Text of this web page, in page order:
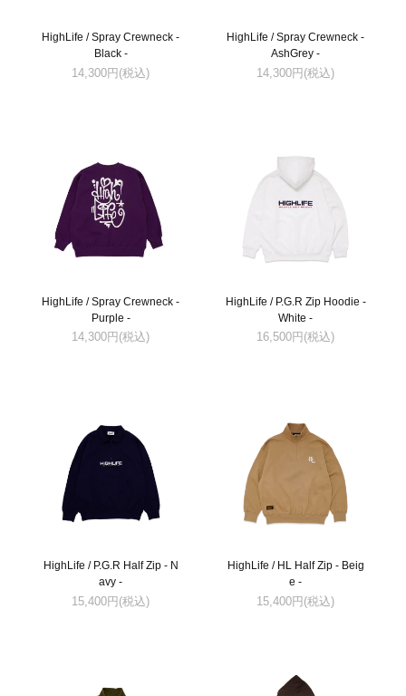
HighLife / Spray Crewneck -
Black -
14,300円(税込)
HighLife / Spray Crewneck -
AshGrey -
14,300円(税込)
HighLife / Spray Crewneck -
Purple -
14,300円(税込)
HighLife / P.G.R Zip Hoodie -
White -
16,500円(税込)
HighLife / P.G.R Half Zip - N
avy -
15,400円(税込)
HighLife / HL Half Zip - Beig
e -
15,400円(税込)